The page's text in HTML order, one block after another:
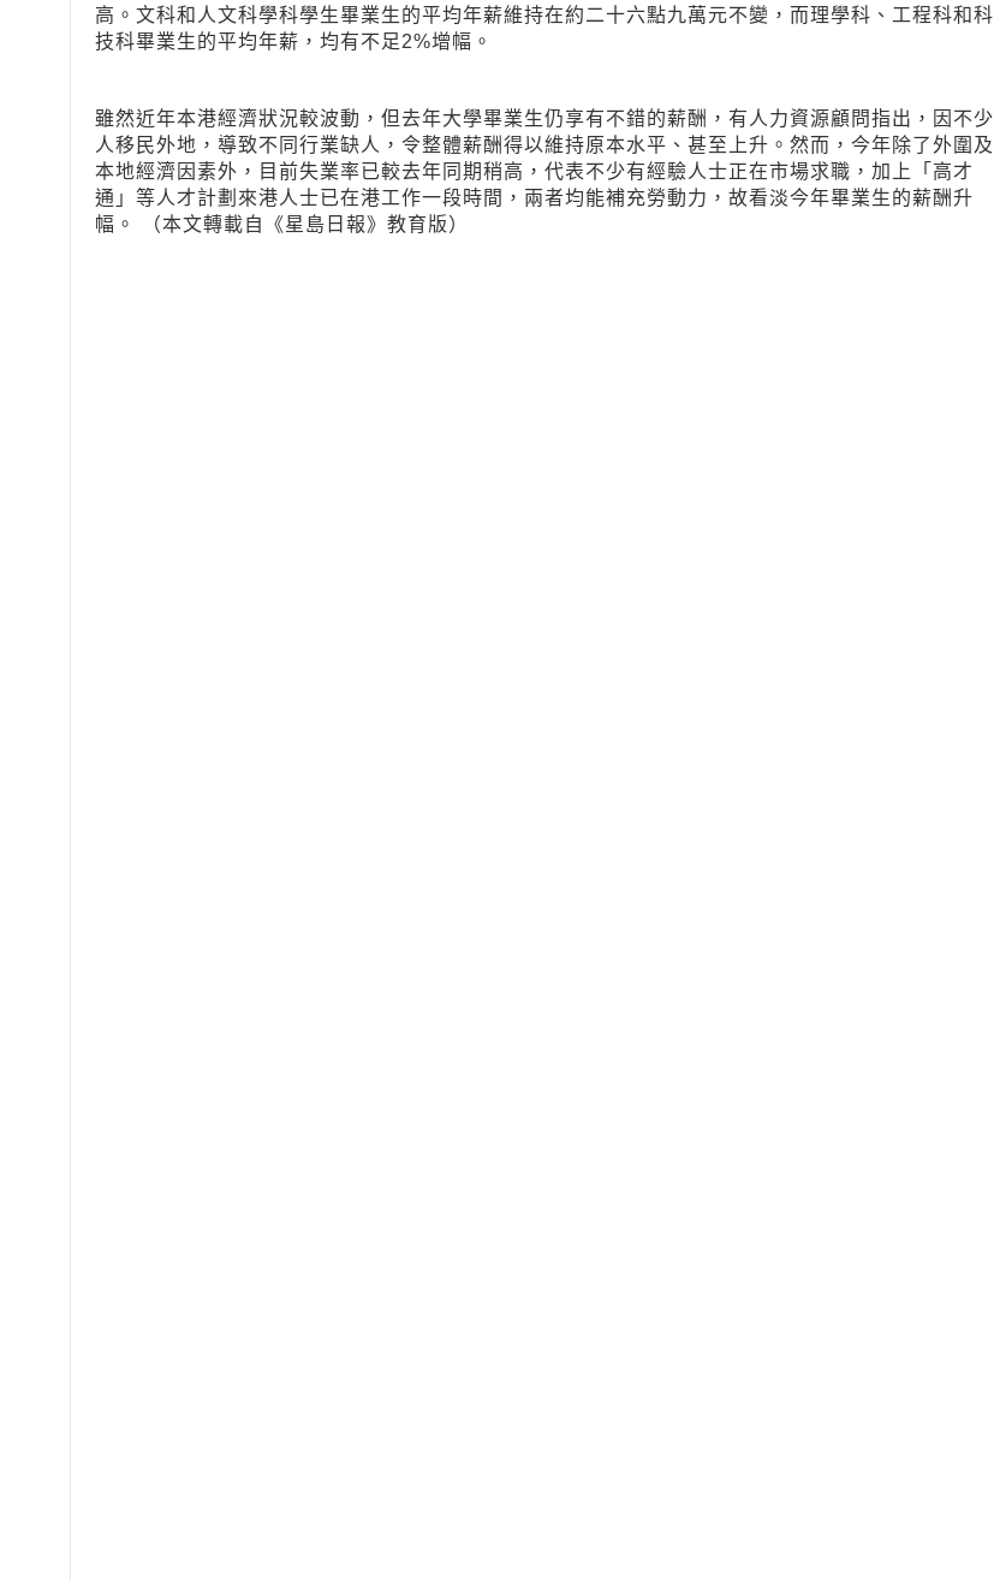
高。文科和人文科學科學生畢業生的平均年薪維持在約二十六點九萬元不變，而理學科、工程科和科
技科畢業生的平均年薪，均有不足2%增幅。
雖然近年本港經濟狀況較波動，但去年大學畢業生仍享有不錯的薪酬，有人力資源顧問指出，因不少
人移民外地，導致不同行業缺人，令整體薪酬得以維持原本水平、甚至上升。然而，今年除了外圍及
本地經濟因素外，目前失業率已較去年同期稍高，代表不少有經驗人士正在市場求職，加上「高才
通」等人才計劃來港人士已在港工作一段時間，兩者均能補充勞動力，故看淡今年畢業生的薪酬升
幅。 （本文轉載自《星島日報》教育版）